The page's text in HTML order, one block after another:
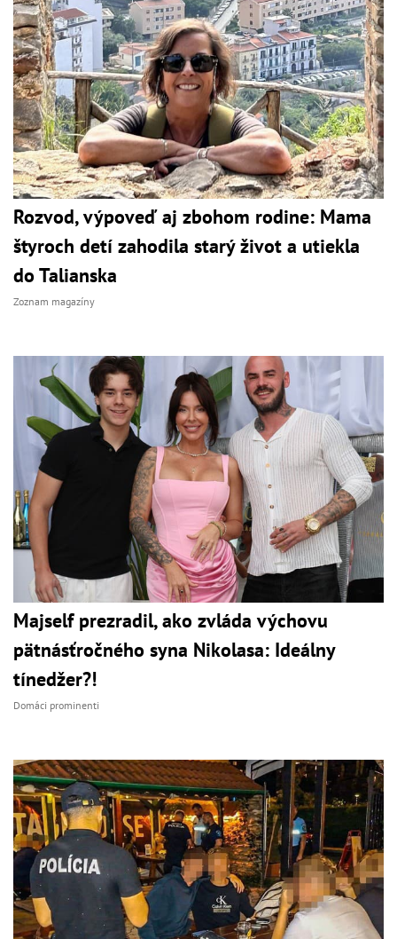
Rozvod, výpoveď aj zbohom rodine: Mama
štyroch detí zahodila starý život a utiekla
do Talianska
Zoznam magazíny
Majself prezradil, ako zvláda výchovu
pätnásťročného syna Nikolasa: Ideálny
tínedžer?!
Domáci prominenti